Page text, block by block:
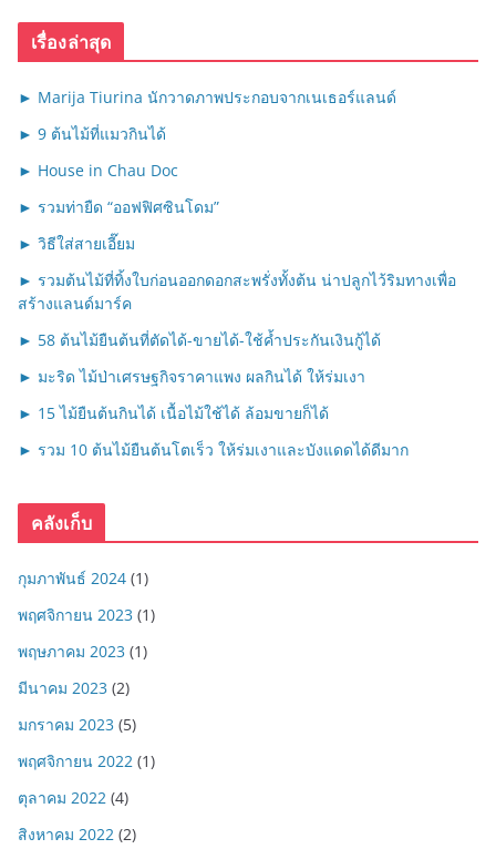
เรื่องล่าสุด
► Marija Tiurina นักวาดภาพประกอบจากเนเธอร์แลนด์
► 9 ต้นไม้ที่แมวกินได้
► House in Chau Doc
► รวมท่ายืด “ออฟฟิศซินโดม”
► วิธีใส่สายเอี๊ยม
► รวมต้นไม้ที่ทิ้งใบก่อนออกดอกสะพรั่งทั้งต้น น่าปลูกไว้ริมทางเพื่อ
สร้างแลนด์มาร์ค
► 58 ต้นไม้ยืนต้นที่ตัดได้-ขายได้-ใช้ค้ำประกันเงินกู้ได้
► มะริด ไม้ป่าเศรษฐกิจราคาแพง ผลกินได้ ให้ร่มเงา
► 15 ไม้ยืนต้นกินได้ เนื้อไม้ใช้ได้ ล้อมขายก็ได้
► รวม 10 ต้นไม้ยืนต้นโตเร็ว ให้ร่มเงาและบังแดดได้ดีมาก
คลังเก็บ
กุมภาพันธ์ 2024 (1)
พฤศจิกายน 2023 (1)
พฤษภาคม 2023 (1)
มีนาคม 2023 (2)
มกราคม 2023 (5)
พฤศจิกายน 2022 (1)
ตุลาคม 2022 (4)
สิงหาคม 2022 (2)